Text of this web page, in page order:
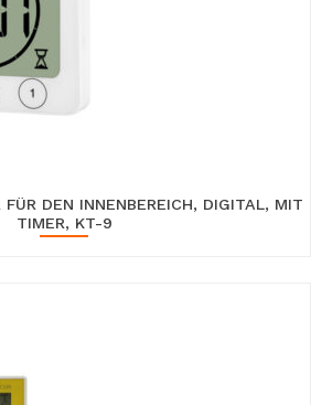
FÜR DEN INNENBEREICH, DIGITAL, MIT
TIMER, KT-9